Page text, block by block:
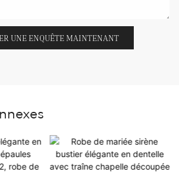
UNE ENQUÊTE MAINTENANT